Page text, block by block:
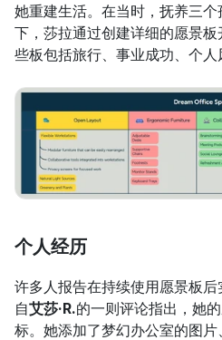
她重建生活。在当时，抚养三
下，莎拉通过创建详细的愿景
些板包括旅行、事业成功、个人
个人经历
许多人报告在持续使用愿景板
自艾莎·R.的一则评论指出，她
标。她添加了梦幻办公室的图